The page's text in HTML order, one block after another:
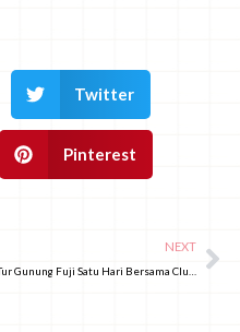
Twitter
Pinterest
NEXT